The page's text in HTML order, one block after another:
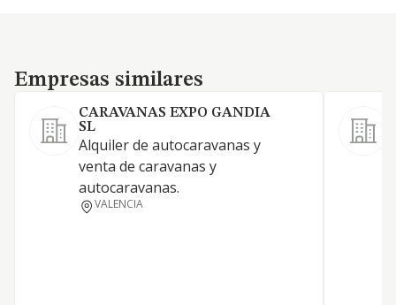
Empresas similares
Empresas similares
CARAVANAS EXPO GANDIA
SL
Alquiler de autocaravanas y
venta de caravanas y
autocaravanas.
VALENCIA